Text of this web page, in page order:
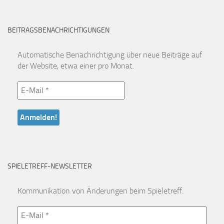
BEITRAGSBENACHRICHTIGUNGEN
Automatische Benachrichtigung über neue Beiträge auf
der Website, etwa einer pro Monat.
SPIELETREFF-NEWSLETTER
Kommunikation von Änderungen beim Spieletreff.